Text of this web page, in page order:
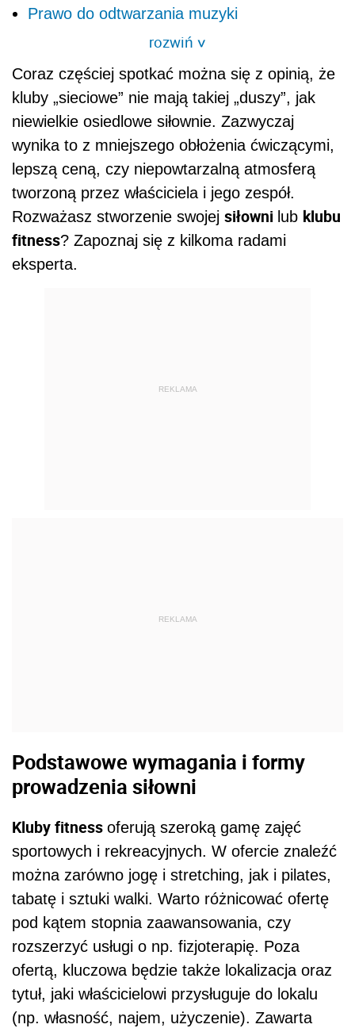
Prawo do odtwarzania muzyki
rozwiń>
Coraz częściej spotkać można się z opinią, że
kluby „sieciowe” nie mają takiej „duszy”, jak
niewielkie osiedlowe siłownie. Zazwyczaj
wynika to z mniejszego obłożenia ćwiczącymi,
lepszą ceną, czy niepowtarzalną atmosferą
tworzoną przez właściciela i jego zespół.
Rozważasz stworzenie swojej siłowni lub klubu
fitness? Zapoznaj się z kilkoma radami
eksperta.
REKLAMA
REKLAMA
Podstawowe wymagania i formy
prowadzenia siłowni
Kluby fitness oferują szeroką gamę zajęć
sportowych i rekreacyjnych. W ofercie znaleźć
można zarówno jogę i stretching, jak i pilates,
tabatę i sztuki walki. Warto różnicować ofertę
pod kątem stopnia zaawansowania, czy
rozszerzyć usługi o np. fizjoterapię. Poza
ofertą, kluczowa będzie także lokalizacja oraz
tytuł, jaki właścicielowi przysługuje do lokalu
(np. własność, najem, użyczenie). Zawarta